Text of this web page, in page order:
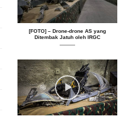
[FOTO] – Drone-drone AS yang
Ditembak Jatuh oleh IRGC